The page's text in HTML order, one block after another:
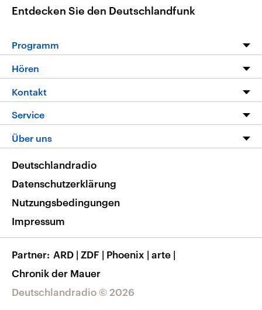
Entdecken Sie den Deutschlandfunk
Programm
Die Nachrichten
Nachrichtenleicht
Neue Beiträge auf dlf.de
Hören
Livestream
Podcasts
Deutschlandfunk App
Nachrichten App
Frequenzen
Kontakt
Hörerservice
Service
FAQ
Veranstaltungen
Musikliste
RSS
Über uns
Barrierefreiheit
Deutschlandradio © 2026
Deutschlandradio
Datenschutzerklärung
Nutzungsbedingungen
Impressum
Partner ARD | ZDF | Phoenix | arte |
Chronik der Mauer